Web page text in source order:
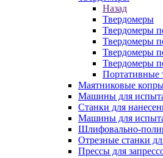
Назад
Твердомеры
Твердомеры
Твердомеры
Твердомеры
Твердомеры
Портативные
Маятниковые
Машины для
Станки для
Машины для
Шлифовально-
Отрезные станки
Прессы для